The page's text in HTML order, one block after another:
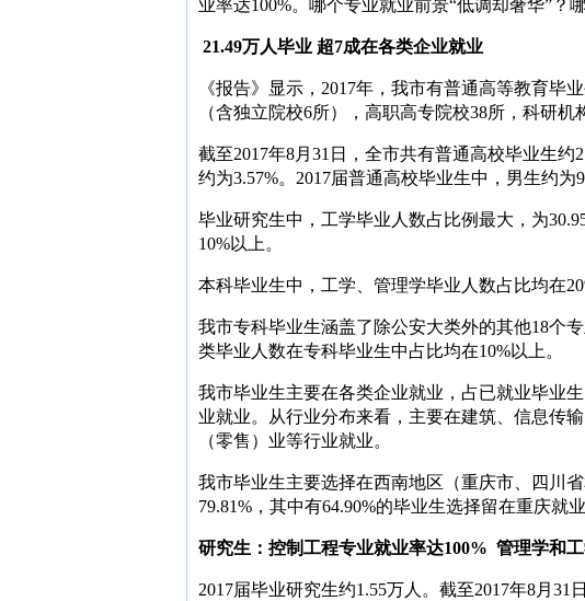
业率达100%。哪个专业就业前景“低调却奢华”？
21.49万人毕业 超7成在各类企业就业
《报告》显示，2017年，我市有普通高等教育毕
（含独立院校6所），高职高专院校38所，科研机
截至2017年8月31日，全市共有普通高校毕业生约
约为3.57%。2017届普通高校毕业生中，男生约为
毕业研究生中，工学毕业人数占比例最大，为
10%以上。
本科毕业生中，工学、管理学毕业人数占比均在
我市专科毕业生涵盖了除公安大类外的其他18个
类毕业人数在专科毕业生中占比均在10%以上。
我市毕业生主要在各类企业就业，占已就业毕业
业就业。从行业分布来看，主要在建筑、信息传
（零售）业等行业就业。
我市毕业生主要选择在西南地区（重庆市、四川
79.81%，其中有64.90%的毕业生选择留在重庆就业
研究生：控制工程专业就业率达100% 管理学和
2017届毕业研究生约1.55万人。截至2017年8月31